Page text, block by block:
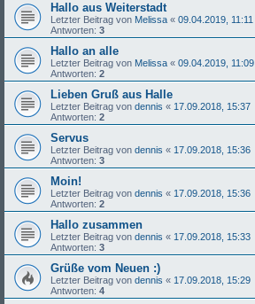
Hallo aus Weiterstadt
Letzter Beitrag von Melissa « 09.04.2019, 11:11
Antworten: 3
Hallo an alle
Letzter Beitrag von Melissa « 09.04.2019, 11:09
Antworten: 2
Lieben Gruß aus Halle
Letzter Beitrag von dennis « 17.09.2018, 15:37
Antworten: 2
Servus
Letzter Beitrag von dennis « 17.09.2018, 15:36
Antworten: 3
Moin!
Letzter Beitrag von dennis « 17.09.2018, 15:36
Antworten: 2
Hallo zusammen
Letzter Beitrag von dennis « 17.09.2018, 15:33
Antworten: 3
Grüße vom Neuen :)
Letzter Beitrag von dennis « 17.09.2018, 15:29
Antworten: 4